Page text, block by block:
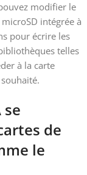
modifier le
intégrée à
pour écrire les
telles
à la carte
se
de
le